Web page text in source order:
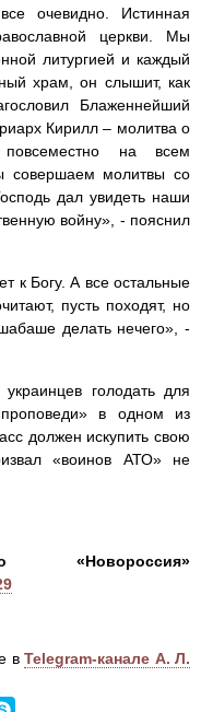
очевидно. Истинная
церкви. Мы
литургией и каждый
храм, он слышит, как
Блаженнейший
Кирилл – молитва о
на всем
совершаем молитвы со
дал увидеть наши
войну», - пояснил
к Богу. А все остальные
пусть походят, но
делать нечего», -
голодать для
в одном из
должен искупить свою
«воинов АТО» не
«Новороссия»
в Telegram-канале А. Л.